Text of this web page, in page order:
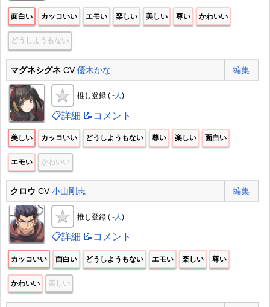
面白い カッコいい エモい 楽しい 美しい 尊い かわいい
どうしようもない
マグネシグネCV優木かな 編集
推し登録 ( -人)
📋詳細 📝コメント
美しい カッコいい どうしようもない 尊い 楽しい 面白い
エモい かわいい
クロウ CV小山剛志 編集
推し登録 ( -人 )
📋詳細 📝コメント
カッコいい 面白い どうしようもない エモい 楽しい 尊い
かわいい 美しい